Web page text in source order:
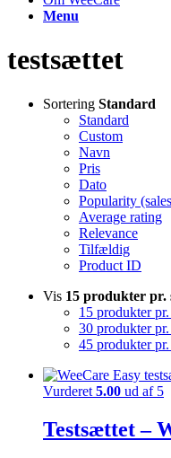
Menu
testsættet
Sortering Standard
Standard
Custom
Navn
Pris
Dato
Popularity
Average rating
Relevance
Tilfældig
Product ID
Vis 15 produkter pr.
15 produkter
30 produkter
45 produkter
Vurderet 5.00 ud af 5
Testsættet –